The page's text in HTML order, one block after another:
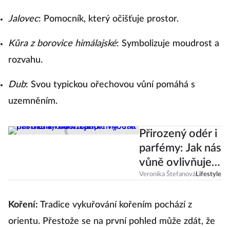
Jalovec: Pomocník, který očišťuje prostor.
Kůra z borovice himálajské: Symbolizuje moudrost a
rozvahu.
Dub: Svou typickou ořechovou vůní pomáhá s
uzemněním.
Přirozený odér i
parfémy: Jak nás
vůně ovlivňuje
při výběru
vztahu?
Veronika ŠtefanováLifestyle
Koření: Tradice vykuřování kořením pochází z
orientu. Přestože se na první pohled může zdát, že